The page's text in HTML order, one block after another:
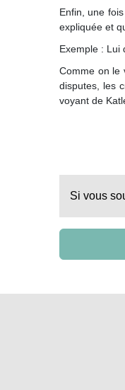
Enfin, une
expliquée et
Exemple : Lui
Comme on le
disputes, les
voyant de
Si vous